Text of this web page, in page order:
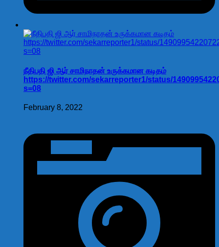
நீதிபதி ஜி ஆர் சாமிநாதன் உருக்கமான கடிதம்
https://twitter.com/sekarreporter1/status/
s=08
February 8, 2022